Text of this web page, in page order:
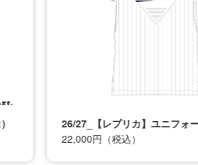
26/27_【レプリカ】ユニフォ
22,000円（税込）